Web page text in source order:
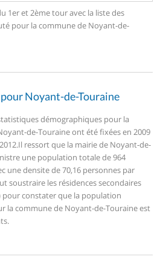
1er et 2ème tour avec la liste des
pour la commune de Noyant-de-
Noyant-de-Touraine
démographiques pour la
de-Touraine ont été fixées en 2009
Il ressort que la mairie de Noyant-de-
une population totale de 964
une densite de 70,16 personnes par
soustraire les résidences secondaires
pour constater que la population
la commune de Noyant-de-Touraine est